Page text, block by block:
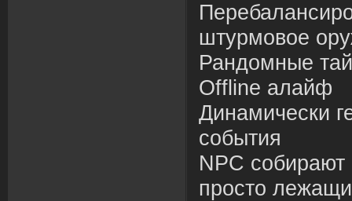
штурмовое
Рандомные
Offline алайф
Динамически
события
NPC
просто